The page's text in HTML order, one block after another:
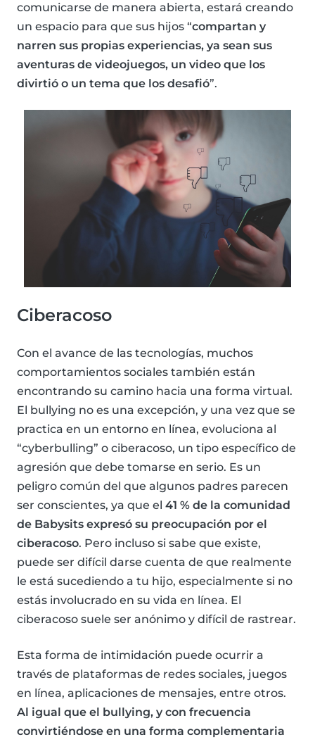
comunicarse de manera abierta, estará creando
un espacio para que sus hijos “compartan y
narren sus propias experiencias, ya sean sus
aventuras de videojuegos, un video que los
divirtió o un tema que los desafió”.
Ciberacoso
Con el avance de las tecnologías, muchos
comportamientos sociales también están
encontrando su camino hacia una forma virtual.
El bullying no es una excepción, y una vez que se
practica en un entorno en línea, evoluciona al
“cyberbulling” o ciberacoso, un tipo específico de
agresión que debe tomarse en serio. Es un
peligro común del que algunos padres parecen
ser conscientes, ya que el 41 % de la comunidad
de Babysits expresó su preocupación por el
ciberacoso. Pero incluso si sabe que existe,
puede ser difícil darse cuenta de que realmente
le está sucediendo a tu hijo, especialmente si no
estás involucrado en su vida en línea. El
ciberacoso suele ser anónimo y difícil de rastrear.
Esta forma de intimidación puede ocurrir a
través de plataformas de redes sociales, juegos
en línea, aplicaciones de mensajes, entre otros.
Al igual que el bullying, y con frecuencia
convirtiéndose en una forma complementaria